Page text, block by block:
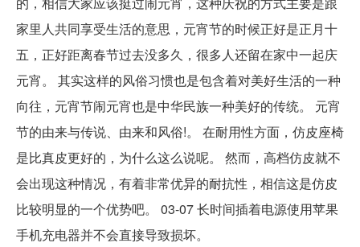
家里人共同享受生活的意思，元宵节的时候正好是正月十
五，正好距离春节过去没多久，很多人还留在家中一起庆
元宵。 其实这样的风俗习惯也是包含着对美好生活的一种
向往，元宵节闹元宵也是中华民族一种美好的传统。 元宵
节的由来与传说、由来和风俗!。 在耐用性方面，仿皮座椅
是比真皮更好的，为什么这么说呢。 然而，高档仿皮就不
会出现这种情况，有着非常优异的耐抗性，相信这是仿皮
比较明显的一个优势吧。 03-07 长时间插着电源使用苹果
手机充电器并不会直接导致损坏。